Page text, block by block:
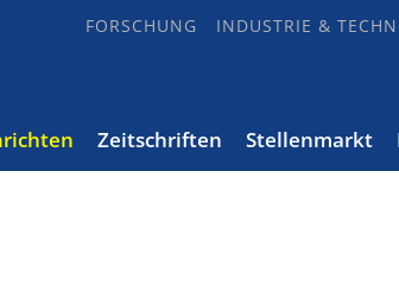
FORSCHUNG INDUSTRIE &
Zeitschriften Stellenmarkt